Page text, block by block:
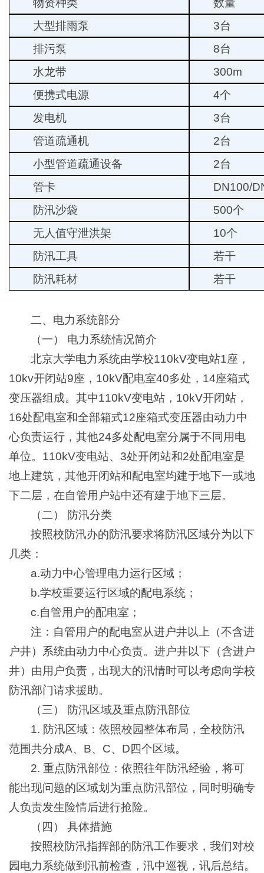
物资种类
数量
大型排雨泵
3台
排污泵
8台
水龙带
300m
便携式电源
4个
发电机
3台
管道疏通机
2台
小型管道疏通设备
2台
管卡
DN100/
防汛沙袋
500个
无人值守泄洪架
10个
防汛工具
若干
防汛耗材
若干
二、电力系统部分
（一） 电力系统情况简介
北京大学电力系统由学校110kV变电站1座，
10kv开闭站9座，10kV配电室40多处，14座箱式
变压器组成。其中110kV变电站，10kV开闭站，
16处配电室和全部箱式12座箱式变压器由动力中
心负责运行，其他24多处配电室分属于不同用电
单位。110kV变电站、3处开闭站和2处配电室是
地上建筑，其他开闭站和配电室均建于地下一或地
下二层，在自管用户站中还有建于地下三层。
（二） 防汛分类
按照校防汛办的防汛要求将防汛区域分为以下
几类：
a.动力中心管理电力运行区域；
b.学校重要运行区域的配电系统；
c.自管用户的配电室；
注：自管用户的配电室从进户井以上（不含进
户井）系统由动力中心负责。进户井以下（含进户
井）由用户负责，出现大的汛情时可以考虑向学校
防汛部门请求援助。
（三） 防汛区域及重点防汛部位
1. 防汛区域：依照校园整体布局，全校防汛
范围共分成A、B、C、D四个区域。
2. 重点防汛部位：依照往年防汛经验，将可
能出现问题的区域划为重点防汛部位，同时明确专
人负责发生险情后进行抢险。
（四） 具体措施
按照校防汛指挥部的防汛工作要求，我们对校
园电力系统做到汛前检查，汛中巡视，讯后总结。